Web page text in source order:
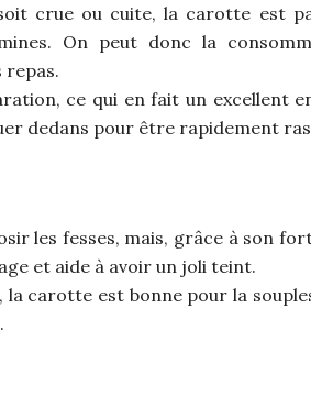
crue ou cuite, la carotte est
On peut donc la
repas.
ce qui en fait un excellent
dedans pour être rapidement
les fesses, mais, grâce à son
et aide à avoir un joli teint.
carotte est bonne pour la